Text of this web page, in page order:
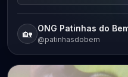
🏡 ONG Patinhas do
@patinhasdobem